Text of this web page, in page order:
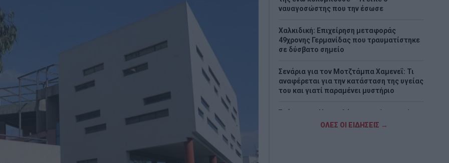
ναυαγοσώστης που την έσωσε
Χαλκιδική: Επιχείρηση μεταφοράς
49χρονης Γερμανίδας που τραυματίστηκε
σε δύσβατο σημείο
Σενάρια για τον Μοτζτάμπα Χαμενεΐ: Τι
αναφέρεται για την κατάσταση της υγείας
του και γιατί παραμένει μυστήριο
Σκέρτσος: «Η μεγαλύτερη τιμή στη μνήμη
όσων χάθηκαν είναι να επενδύουμε στην
ΟΛΕΣ ΟΙ ΕΙΔΗΣΕΙΣ →